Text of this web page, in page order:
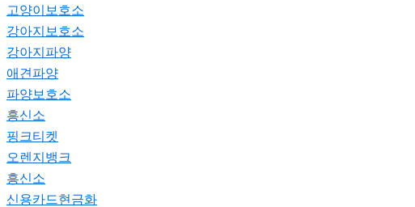
고양이보호소
강아지보호소
강아지파양
애견파양
파양보호소
흥신소
핑크티켓
오렌지뱅크
흥신소
신용카드현금화